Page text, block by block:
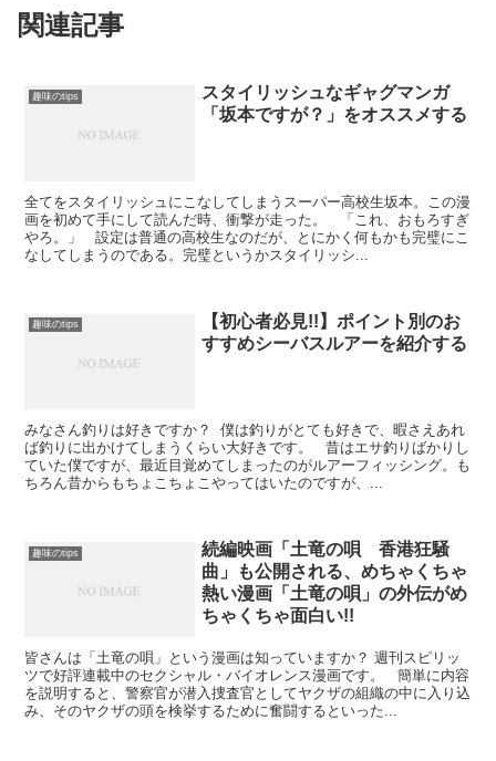
関連記事
趣味のtips
スタイリッシュなギャグマンガ
「坂本ですが？」をオススメする
全てをスタイリッシュにこなしてしまうスーパー高校生坂本。この漫
画を初めて手にして読んだ時、衝撃が走った。 「これ、おもろすぎ
やろ。」 設定は普通の高校生なのだが、とにかく何もかも完璧にこ
なしてしまうのである。完璧というかスタイリッシ...
趣味のtips
【初心者必見!!】ポイント別のお
すすめシーバスルアーを紹介する
みなさん釣りは好きですか？ 僕は釣りがとても好きで、暇さえあれ
ば釣りに出かけてしまうくらい大好きです。 昔はエサ釣りばかりし
ていた僕ですが、最近目覚めてしまったのがルアーフィッシング。も
ちろん昔からもちょこちょこやってはいたのですが、...
趣味のtips
続編映画「土竜の唄 香港狂騒
曲」も公開される、めちゃくちゃ
熱い漫画「土竜の唄」の外伝がめ
ちゃくちゃ面白い!!
皆さんは「土竜の唄」という漫画は知っていますか？ 週刊スピリッ
ツで好評連載中のセクシャル・バイオレンス漫画です。 簡単に内容
を説明すると、警察官が潜入捜査官としてヤクザの組織の中に入り込
み、そのヤクザの頭を検挙するために奮闘するといった...